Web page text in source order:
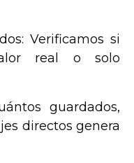
Verificamos si
real o solo
guardados,
directos genera